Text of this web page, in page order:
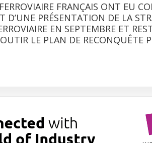
FRANÇAIS ONT EU
D’UNE PRÉSENTATION DE LA
EN SEPTEMBRE ET
LE PLAN DE RECONQUÊTE